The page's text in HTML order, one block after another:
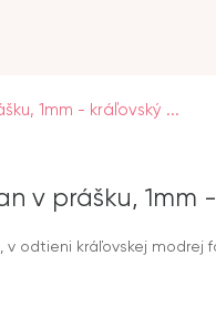
1mm - kráľovský ...
v prášku, 1mm
v odtieni kráľovskej modrej